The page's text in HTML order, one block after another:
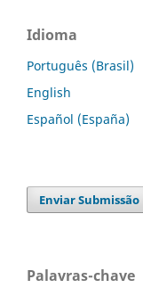
Idioma
Português (Brasil)
English
Español (España)
Enviar Submissão
Palavras-chave